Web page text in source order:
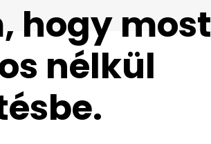
hogy most
nélkül